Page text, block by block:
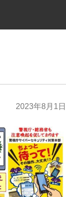
2023年8月1日